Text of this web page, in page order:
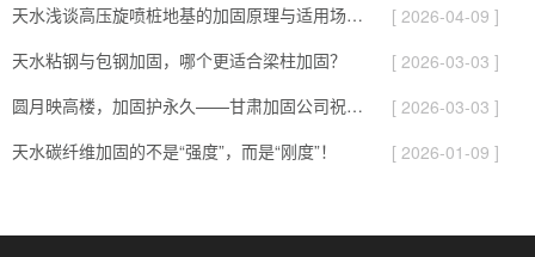
天水浅谈高压旋喷桩地基的加固原理与适用场景！
[ 2026-04-09 ]
天水粘钢与包钢加固，哪个更适合梁柱加固？
[ 2026-03-03 ]
圆月映高楼，加固护永久——甘肃加固公司祝您元宵快乐！
[ 2026-03-03 ]
天水碳纤维加固的不是“强度”，而是“刚度”！
[ 2026-01-09 ]